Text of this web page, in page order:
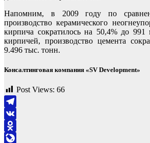
Напомним, в 2009 году по
производство керамического
кирпича сократилось на 50,4% до
кирпичей, производство цемента
9.496 тыс. тонн.
Консалтинговая компания «SV Development»
Post Views: 66
Telegram
VK
Odnoklassniki